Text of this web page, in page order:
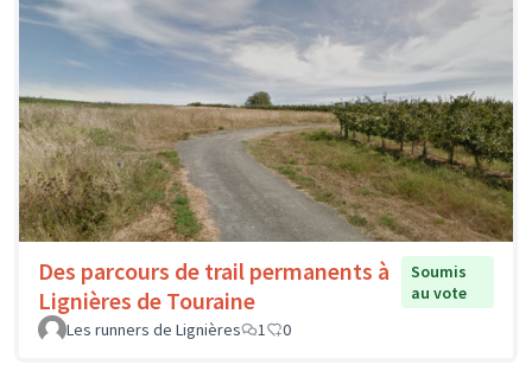
Des parcours de trail permanents à
Lignières de Touraine
Soumis
au vote
Les runners de Lignières
1 0